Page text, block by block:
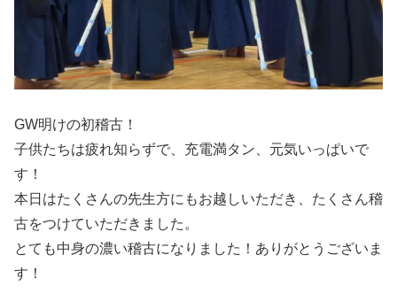
GW明けの初稽古！
子供たちは疲れ知らずで、充電満タン、元気いっぱいで
す！
本日はたくさんの先生方にもお越しいただき、たくさん稽
古をつけていただきました。
とても中身の濃い稽古になりました！ありがとうございま
す！